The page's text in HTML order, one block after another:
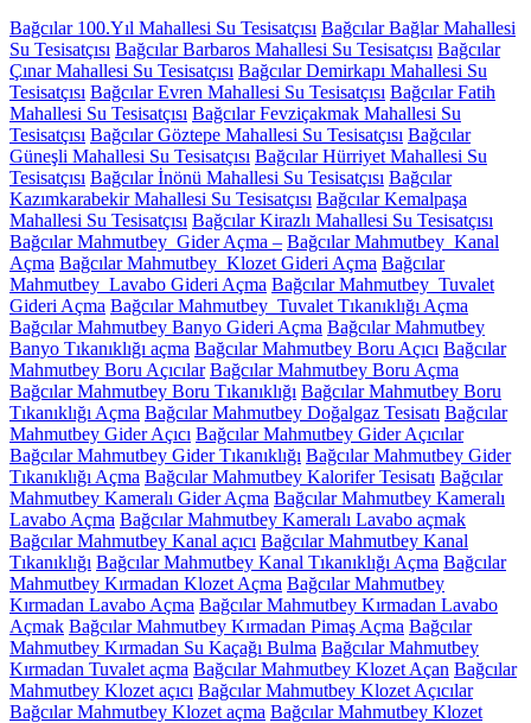
Bağcılar 100.Yıl Mahallesi Su Tesisatçısı Bağcılar Bağlar Mahallesi
Su Tesisatçısı Bağcılar Barbaros Mahallesi Su Tesisatçısı Bağcılar
Çınar Mahallesi Su Tesisatçısı Bağcılar Demirkapı Mahallesi Su
Tesisatçısı Bağcılar Evren Mahallesi Su Tesisatçısı Bağcılar Fatih
Mahallesi Su Tesisatçısı Bağcılar Fevziçakmak Mahallesi Su
Tesisatçısı Bağcılar Göztepe Mahallesi Su Tesisatçısı Bağcılar
Güneşli Mahallesi Su Tesisatçısı Bağcılar Hürriyet Mahallesi Su
Tesisatçısı Bağcılar İnönü Mahallesi Su Tesisatçısı Bağcılar
Kazımkarabekir Mahallesi Su Tesisatçısı Bağcılar Kemalpaşa
Mahallesi Su Tesisatçısı Bağcılar Kirazlı Mahallesi Su Tesisatçısı
Bağcılar Mahmutbey Gider Açma – Bağcılar Mahmutbey Kanal
Açma Bağcılar Mahmutbey Klozet Gideri Açma Bağcılar
Mahmutbey Lavabo Gideri Açma Bağcılar Mahmutbey Tuvalet
Gideri Açma Bağcılar Mahmutbey Tuvalet Tıkanıklığı Açma
Bağcılar Mahmutbey Banyo Gideri Açma Bağcılar Mahmutbey
Banyo Tıkanıklığı açma Bağcılar Mahmutbey Boru Açıcı Bağcılar
Mahmutbey Boru Açıcılar Bağcılar Mahmutbey Boru Açma
Bağcılar Mahmutbey Boru Tıkanıklığı Bağcılar Mahmutbey Boru
Tıkanıklığı Açma Bağcılar Mahmutbey Doğalgaz Tesisatı Bağcılar
Mahmutbey Gider Açıcı Bağcılar Mahmutbey Gider Açıcılar
Bağcılar Mahmutbey Gider Tıkanıklığı Bağcılar Mahmutbey Gider
Tıkanıklığı Açma Bağcılar Mahmutbey Kalorifer Tesisatı Bağcılar
Mahmutbey Kameralı Gider Açma Bağcılar Mahmutbey Kameralı
Lavabo Açma Bağcılar Mahmutbey Kameralı Lavabo açmak
Bağcılar Mahmutbey Kanal açıcı Bağcılar Mahmutbey Kanal
Tıkanıklığı Bağcılar Mahmutbey Kanal Tıkanıklığı Açma Bağcılar
Mahmutbey Kırmadan Klozet Açma Bağcılar Mahmutbey
Kırmadan Lavabo Açma Bağcılar Mahmutbey Kırmadan Lavabo
Açmak Bağcılar Mahmutbey Kırmadan Pimaş Açma Bağcılar
Mahmutbey Kırmadan Su Kaçağı Bulma Bağcılar Mahmutbey
Kırmadan Tuvalet açma Bağcılar Mahmutbey Klozet Açan Bağcılar
Mahmutbey Klozet açıcı Bağcılar Mahmutbey Klozet Açıcılar
Bağcılar Mahmutbey Klozet açma Bağcılar Mahmutbey Klozet